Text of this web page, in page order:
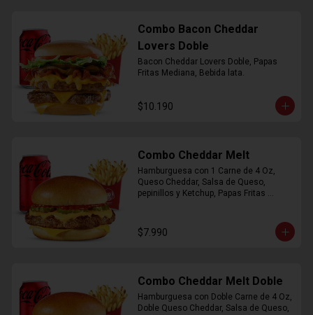
Combo Bacon Cheddar
Lovers Doble
Bacon Cheddar Lovers Doble, Papas
Fritas Mediana, Bebida lata.
$10.190
Combo Cheddar Melt
Hamburguesa con 1 Carne de 4 Oz,
Queso Cheddar, Salsa de Queso,
pepinillos y Ketchup, Papas Fritas
$7.990
Combo Cheddar Melt Doble
Hamburguesa con Doble Carne de 4 Oz,
Doble Queso Cheddar, Salsa de Queso,